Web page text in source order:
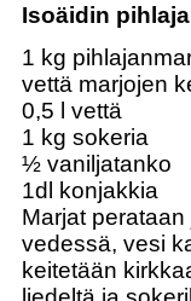
Isoäidin
1 kg
vettä marjojen
0,5 l vettä
1 kg sokeria
½ vaniljatanko
1dl konjakkia
Marjat
vedessä, vesi
keitetään